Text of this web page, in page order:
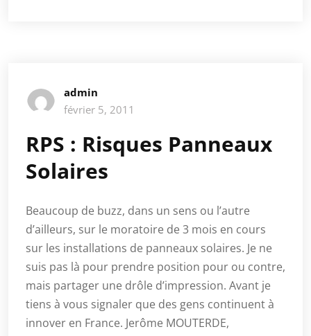
admin
février 5, 2011
RPS : Risques Panneaux
Solaires
Beaucoup de buzz, dans un sens ou l’autre
d’ailleurs, sur le moratoire de 3 mois en cours
sur les installations de panneaux solaires. Je ne
suis pas là pour prendre position pour ou contre,
mais partager une drôle d’impression. Avant je
tiens à vous signaler que des gens continuent à
innover en France. Jerôme MOUTERDE,